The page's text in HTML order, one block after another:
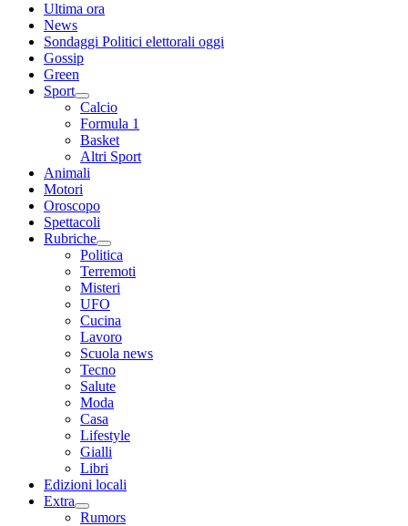
Ultima ora
News
Sondaggi Politici elettorali oggi
Gossip
Green
Sport
Calcio
Formula 1
Basket
Altri Sport
Animali
Motori
Oroscopo
Spettacoli
Rubriche
Politica
Terremoti
Misteri
UFO
Cucina
Lavoro
Scuola news
Tecno
Salute
Moda
Casa
Lifestyle
Gialli
Libri
Edizioni locali
Extra
Rumors